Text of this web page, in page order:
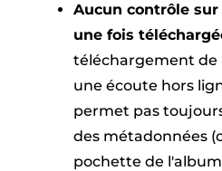
Aucun contrôle
une fois
téléchargement de
une écoute hors
permet pas
des métadonnées
pochette de